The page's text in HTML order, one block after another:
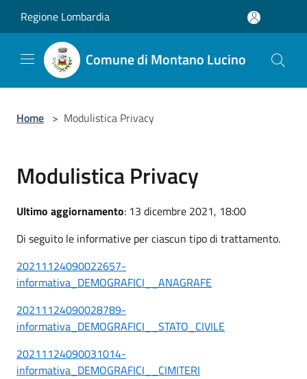
Regione Lombardia
Comune di Montano Lucino
Home > Modulistica Privacy
Modulistica Privacy
Ultimo aggiornamento: 13 dicembre 2021, 18:00
Di seguito le informative per ciascun tipo di trattamento.
20211124090022657-
informativa_DEMOGRAFICI__ANAGRAFE
20211124090028789-
informativa_DEMOGRAFICI__STATO_CIVILE
20211124090031014-
informativa_DEMOGRAFICI__CIMITERI